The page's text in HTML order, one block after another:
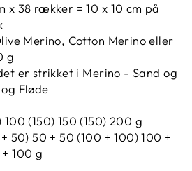
x 38 rækker = 10 x 10 cm på
Merino, Cotton Merino eller
g
er strikket i Merino - Sand og
Fløde
(150) 150 (150) 200 g
50) 50 + 50 (100 + 100) 100 +
100 g